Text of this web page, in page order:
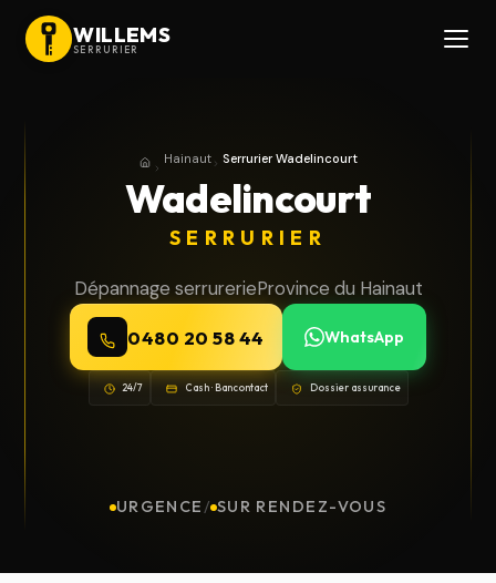
WILLEMS
SERRURIER
AccueilProvince du Hainaut
Hainaut Serrurier Wadelincourt
Wadelincourt
SERRURIER
Dépannage serrurerieProvince du Hainaut
0480 20 58 44 WhatsApp
24/7 Cash · Bancontact Dossier assurance
URGENCE / SUR RENDEZ-VOUS